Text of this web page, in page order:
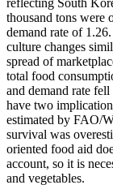
reflecting South
thousand tons were
demand rate of
culture changes
spread of
total food
and demand rate
have two
estimated by FAO/
survival was
oriented food aid
account, so it is
and vegetables.